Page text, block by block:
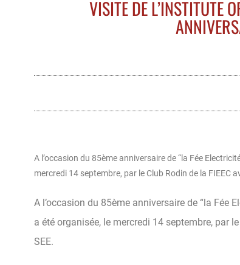
VISITE DE L’INSTITUTE
A l’occasion du 85ème anniversaire de “la Fée
mercredi 14 septembre, par le Club Rodin de la FIEEC
A l’occasion du 85ème anniversaire de “la Fée
a été organisée, le mercredi 14 septembre, par
SEE.